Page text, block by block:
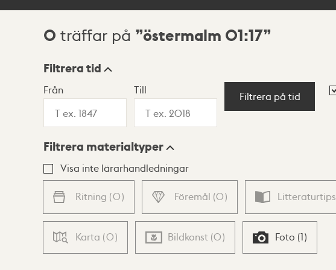
Sökresultat
0 träffar på östermalm 01:17
Visningsläge
Lista Karta
Filtrera tid
Från Till
Filtrera på tid
Filtrera materialtyper
Visa inte lärarhandledningar
Ritning (0) Föremål (0) Litteraturtips
Karta (0) Bildkonst (0) Foto (1)